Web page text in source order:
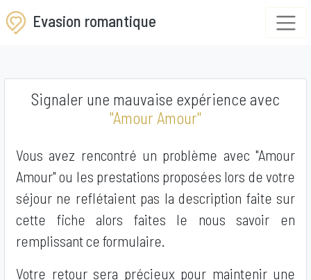
Evasion romantique
Signaler une mauvaise expérience avec
"Amour Amour"
Vous avez rencontré un problème avec "Amour
Amour" ou les prestations proposées lors de votre
séjour ne reflétaient pas la description faite sur
cette fiche alors faites le nous savoir en
remplissant ce formulaire.
Votre retour sera précieux pour maintenir une